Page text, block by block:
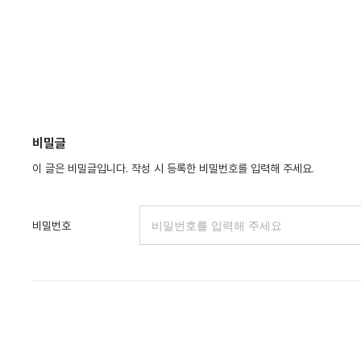
비밀글
이 글은 비밀글입니다. 작성 시 등록한 비밀번호를 입력해 주세요.
비밀번호